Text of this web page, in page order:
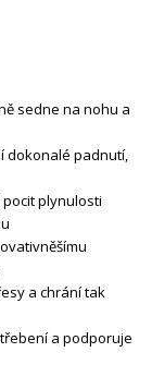
sedne na nohu a
dokonalé padnutí,
plynulosti
a chrání tak
a podporuje